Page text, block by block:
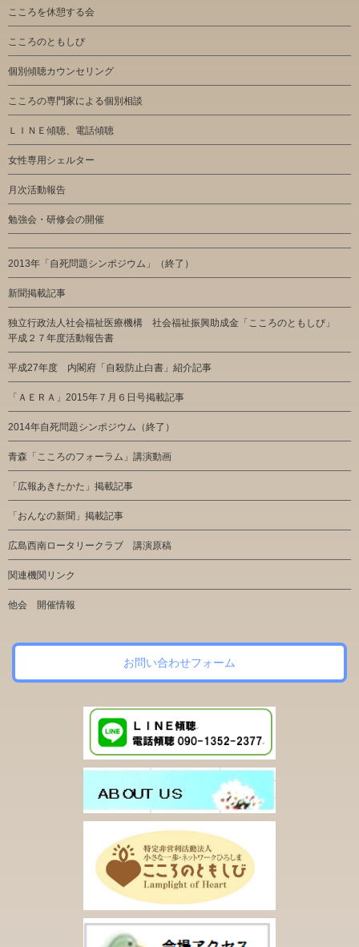
こころを休憩する会
こころのともしび
個別傾聴カウンセリング
こころの専門家による個別相談
ＬＩＮＥ傾聴、電話傾聴
女性専用シェルター
月次活動報告
勉強会・研修会の開催
2013年「自死問題シンポジウム」（終了）
新聞掲載記事
独立行政法人社会福祉医療機構 社会福祉振興助成金「こころのともしび」
平成２７年度活動報告書
平成27年度 内閣府「自殺防止白書」紹介記事
「ＡＥＲＡ」2015年７月６日号掲載記事
2014年自死問題シンポジウム（終了）
青森「こころのフォーラム」講演動画
「広報あきたかた」掲載記事
「おんなの新聞」掲載記事
広島西南ロータリークラブ 講演原稿
関連機関リンク
他会 開催情報
お問い合わせフォーム